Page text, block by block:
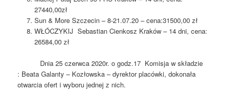
27440,00zł
Sun & More Szczecin – 8-21.07.20 – cena:31500,00 zł
WŁÓCZYKIJ Sebastian Cienkosz Kraków – 14 dni, cena:
26584,00 zł
Dnia 25 czerwca 2020r. o godz.17 Komisja w składzie
: Beata Galanty – Kozłowska – dyrektor placówki, dokonała
otwarcia ofert i wyboru jednej z nich.